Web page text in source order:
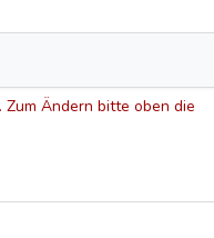
Ändern bitte oben die